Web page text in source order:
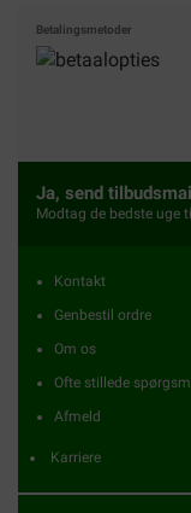
Betalingsmetoder
Ja, send
Modtag de bedste uge
Kontakt
Genbestil ordre
Om os
Ofte stillede
Afmeld
Karriere